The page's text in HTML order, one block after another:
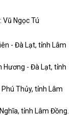
Ngọc Tú
- Đà Lạt, tỉnh Lâm
Hương - Đà Lạt, tỉnh
Thủy, tỉnh Lâm
tỉnh Lâm Đồng.